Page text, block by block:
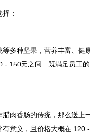
：
等多种坚果 ，营养丰富、健
- 150元之间，既满足员工
腊肉香肠的传统，那么送上
有意义，且价格大概在 120